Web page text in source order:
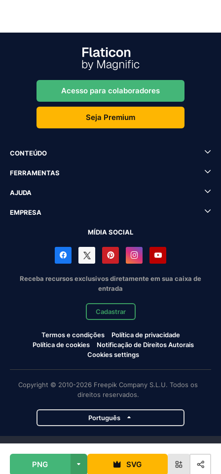
PNG SVG
Acesso para colaboradores
Seja Premium
CONTEÚDO
FERRAMENTAS
AJUDA
EMPRESA
MÍDIA SOCIAL
Receba recursos exclusivos diretamente em sua caixa de
entrada
Cadastrar
Termos e condições
Política de privacidade
Política de cookies
Notificação de Direitos Autorais
Cookies settings
Copyright © 2010-2026 Freepik Company S.L.U. Todos os
direitos reservados.
Português